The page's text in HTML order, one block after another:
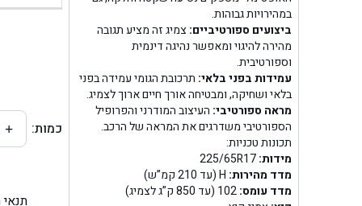
במהירויות גבוהות.
ביצועים ספורטיביים:צמיג זה מציע תגובה
מהירה להיגוי ומאפשר נהיגה דינמית
וספורטיבית.
עמידות בפני בלאי: תרכובת הגומי עמידה בפני
בלאי ושחיקה, ומבטיחה אורך חיים ארוך לצמיג.
מראה ספורטיבי: העיצוב המודרני והפרופיל
הספורטיבי משדרגים את המראה של הרכב.
תכונות טכניות:
מידות:
מדד מהירות:
מדד עומס:
בן כמות: +